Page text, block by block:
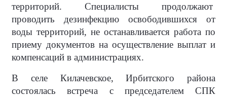
территорий. Специалисты продолжают
проводить дезинфекцию освободившихся от
воды территорий, не останавливается работа по
приему документов на осуществление выплат и
компенсаций в администрациях.
В селе Килачевское, Ирбитского района
состоялась встреча с председателем СПК